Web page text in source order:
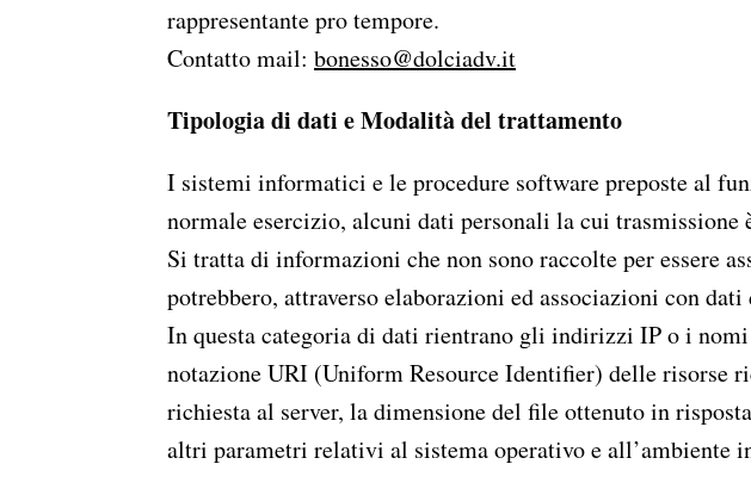
rappresentante pro tempore.
Contatto mail: bonesso@dolciadv.it
Tipologia di dati e Modalità del trattamento
I sistemi informatici e le procedure software preposte al
normale esercizio, alcuni dati personali la cui
Si tratta di informazioni che non sono raccolte per essere
potrebbero, attraverso elaborazioni ed associazioni con
In questa categoria di dati rientrano gli indirizzi IP o i
notazione URI (Uniform Resource Identifier) delle risorse
richiesta al server, la dimensione del file ottenuto in
altri parametri relativi al sistema operativo e all’ambiente